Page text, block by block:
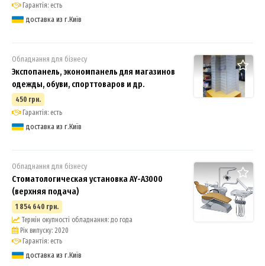
Гарантія: есть
доставка из г.Київ
Обладнання для бізнесу
Экспопанель, экономпанель для магазинов
одежды, обуви, спорттоваров и др.
450 грн.
Гарантія: есть
доставка из г.Київ
Обладнання для бізнесу
Стоматологическая установка AY-A3000
(верхняя подача)
1 854 640 грн.
Термін окупності обладнання: до года
Рік випуску: 2020
Гарантія: есть
доставка из г.Київ